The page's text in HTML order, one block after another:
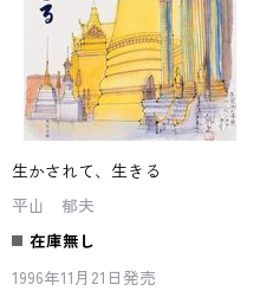
生かされて、生きる
平山 郁夫
在庫無し
1996年11月21日発売